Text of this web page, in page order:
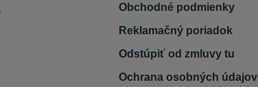
Obchodné podmienky
Reklamačný poriadok
Odstúpiť od zmluvy tu
Ochrana osobných údajov